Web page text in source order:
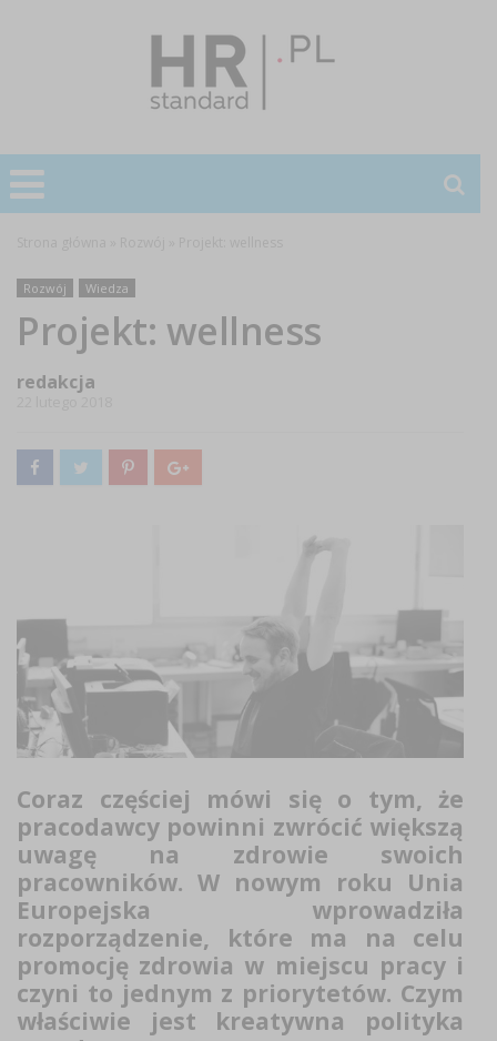
Rozwój Wiedza
Projekt: wellness
redakcja
Coraz częściej mówi się o tym, że
pracodawcy powinni zwrócić większą
uwagę na zdrowie swoich
pracowników. W nowym roku Unia
Europejska wprowadziła
rozporządzenie, które ma na celu
promocję zdrowia w miejscu pracy i
czyni to jednym z priorytetów. Czym
właściwie jest kreatywna polityka